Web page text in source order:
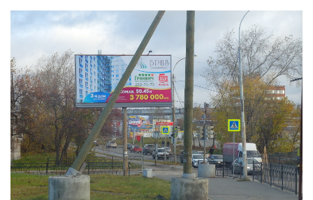
Контакты
Город: Колумбус